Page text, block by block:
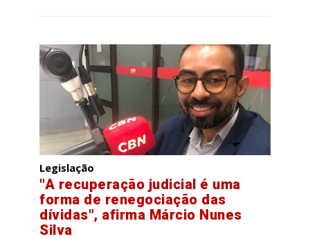
Legislação
"A recuperação judicial é uma
forma de renegociação das
dívidas", afirma Márcio Nunes
Silva